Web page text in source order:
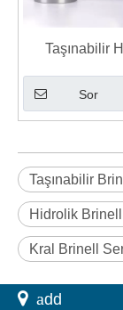
Taşınabilir
Impact Brinell
cihazı
Sor
Taşınabilir
Hidrolik
Kral Brinell
 add